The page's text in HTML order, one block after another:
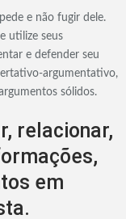
e não fugir dele.
utilize seus
e defender seu
argumentativo,
sólidos.
relacionar,
em